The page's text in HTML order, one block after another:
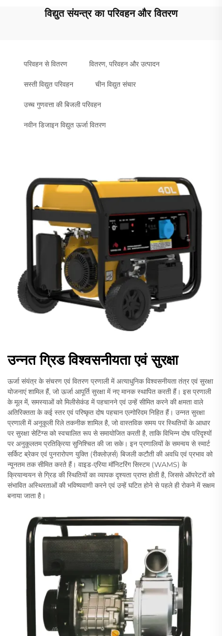
विद्युत संयन्त्र का परिवहन और वितरण
परिवहन से वितरण वितरण, परिवहन और उत्पादन
सस्ती विद्युत परिवहन चीन विद्युत संचार
उच्च गुणवत्ता की बिजली परिवहन
नवीन डिजाइन विद्युत ऊर्जा वितरण
उन्नत ग्रिड विश्वसनीयता एवं सुरक्षा
ऊर्जा संयंत्र के संचरण एवं वितरण प्रणाली में अत्याधुनिक विश्वसनीयता तंत्र एवं सुरक्षा
योजनाएं शामिल हैं, जो ऊर्जा आपूर्ति सुरक्षा में नए मानक स्थापित करती हैं। इस प्रणाली
के मूल में, समस्याओं को मिलीसेकंड में पहचानने एवं उन्हें सीमित करने की क्षमता वाले
अतिरिक्तता के कई स्तर एवं परिष्कृत दोष पहचान एल्गोरिदम निहित हैं। उन्नत सुरक्षा
प्रणाली में अनुकूली रिले तकनीक शामिल है, जो वास्तविक समय पर स्थितियों के आधार
पर सुरक्षा सेटिंग्स को स्वचालित रूप से समायोजित करती है, ताकि विभिन्न दोष परिदृश्यों
पर अनुकूलतम प्रतिक्रिया सुनिश्चित की जा सके। इन प्रणालियों के समन्वय से स्मार्ट
सर्किट ब्रेकर एवं पुनरारोपण युक्ति (रीक्लोज़र्स) बिजली कटौती की अवधि एवं प्रभाव को
न्यूनतम तक सीमित करते हैं। वाइड-एरिया मॉनिटरिंग सिस्टम (WAMS) के
क्रियान्वयन से ग्रिड की स्थितियों का व्यापक दृश्यता प्राप्त होती है, जिससे ऑपरेटरों को
संभावित अस्थिरताओं की भविष्यवाणी करने एवं उन्हें घटित होने से पहले ही रोकने में सक्षम
बनाया जाता है।